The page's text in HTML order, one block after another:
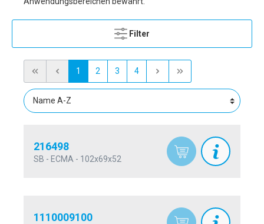
Filter
1 2 3 4
216498
SB - ECMA - 102x69x52
1110009100